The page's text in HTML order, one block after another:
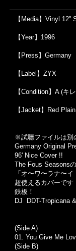
【Media】Vinyl 12''
【Year】1996
【Press】Germany
【Label】ZYX
【Condition】A (キ
【Jacket】Red
※試聴ファイルは別
Germany Original
96' Nice Cover !!
The Fous Seasons
「オ〜ワ〜ラナ〜
超使えるカバーです
鉄板！
DJ DDT-Tropicana
(Side A)
01. You Give Me
(Side B)